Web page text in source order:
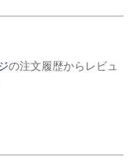
の注文履歴からレビュ